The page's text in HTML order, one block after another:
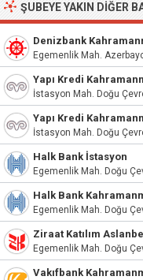
ŞUBEYE YAKIN DIĞER
Denizbank
Egemenlik Mah.
Yapı Kredi
Yapı Kredi
Halk Bank İstasyon
Egemenlik Mah. Doğu
Halk Bank
Egemenlik Mah. Doğu
Ziraat Katılım
Vakıfbank